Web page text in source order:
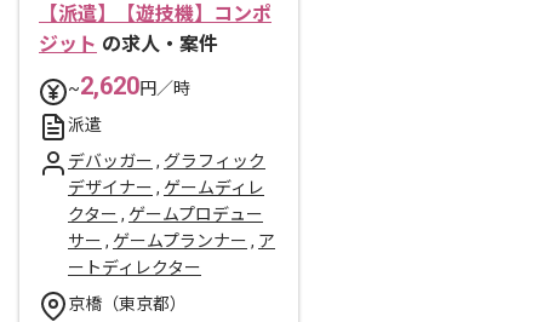
【派遣】【遊技機】コンポ
ジット の求人・案件
~2,620円／時
派遣
デバッガー , グラフィック
デザイナー , ゲームディレ
クター , ゲームプロデュー
サー , ゲームプランナー , ア
ートディレクター
京橋（東京都）